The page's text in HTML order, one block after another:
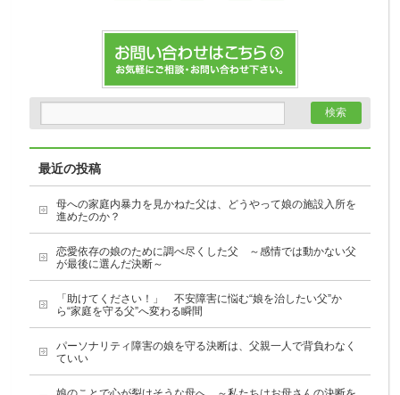
最近の投稿
母への家庭内暴力を見かねた父は、どうやって娘の施設入所を
進めたのか？
恋愛依存の娘のために調べ尽くした父 ～感情では動かない父
が最後に選んだ決断～
「助けてください！」 不安障害に悩む“娘を治したい父”か
ら“家庭を守る父”へ変わる瞬間
パーソナリティ障害の娘を守る決断は、父親一人で背負わなく
ていい